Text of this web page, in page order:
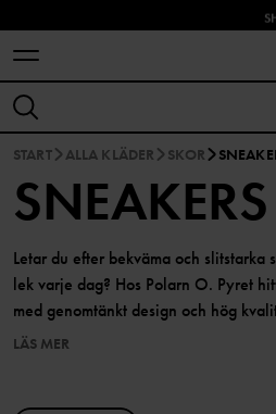
START ALLA KLÄDER SKOR
SNEAKERS
Letar du efter bekväma och slitstarka
lek varje dag? Hos Polarn O. Pyret
med genomtänkt design och hög
LÄS MER